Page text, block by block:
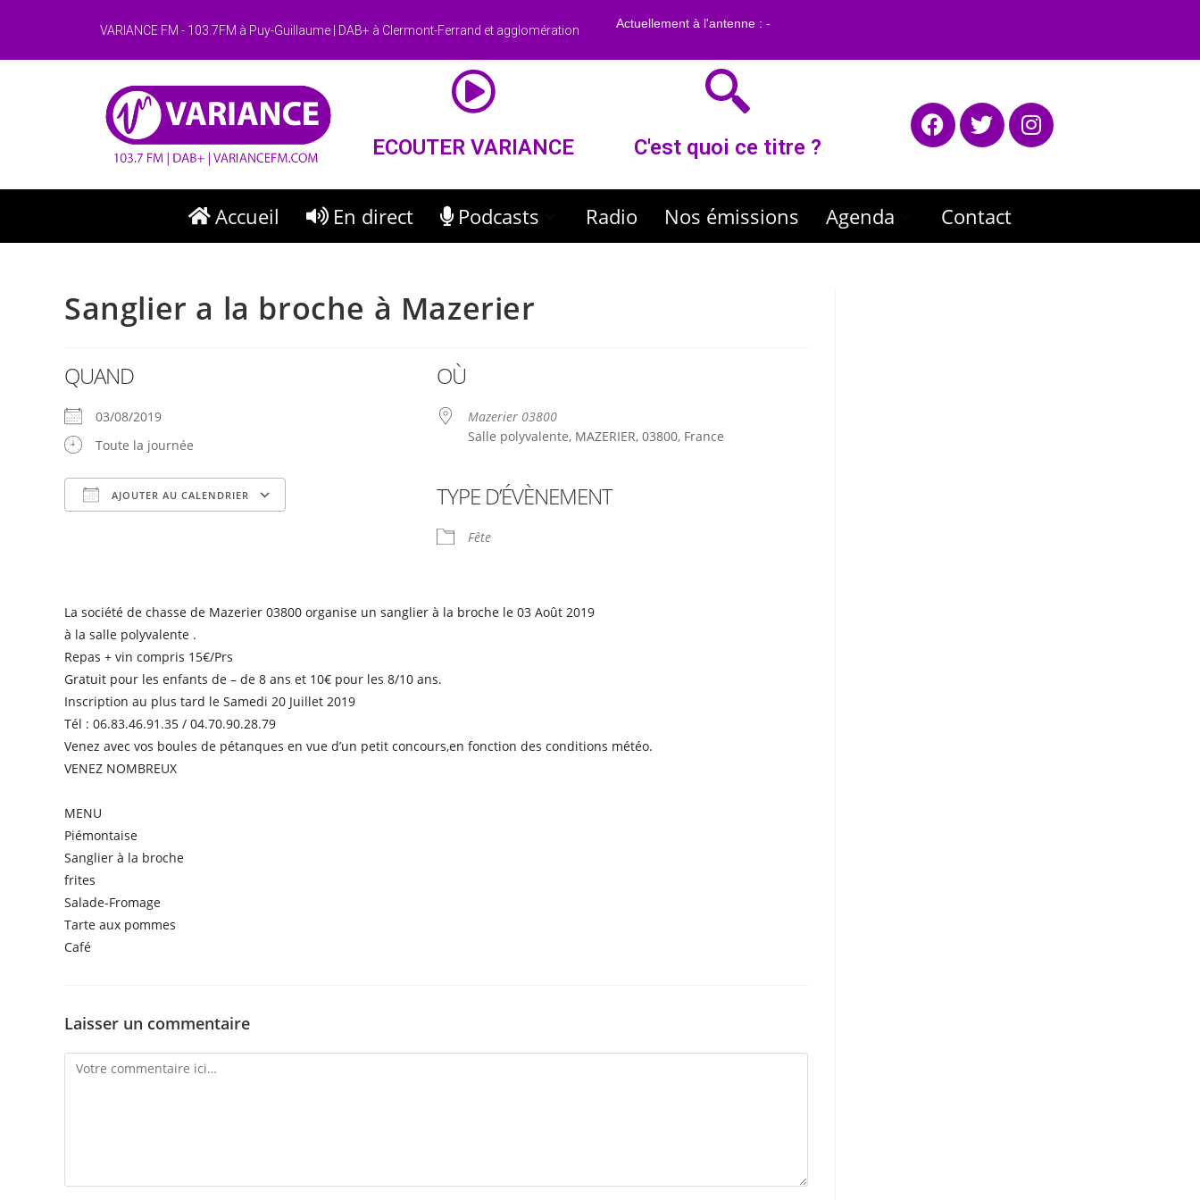
VARIANCE FM - 103.7FM à Puy-Guillaume | DAB+ à Clermont-Ferrand et agglomération
ECOUTER VARIANCE C'est quoi ce titre ?
Accueil En direct Podcasts Radio Nos émissions Agenda Contact
Sanglier a la broche à Mazerier
QUAND
03/08/2019
Toute la journée
AJOUTER AU CALENDRIER
OÙ
Mazerier 03800
Salle polyvalente, MAZERIER, 03800, France
TYPE D’ÉVÈNEMENT
Fête
La société de chasse de Mazerier 03800 organise un sanglier à la broche le 03 Août 2019
à la salle polyvalente .
Repas + vin compris 15€/Prs
Gratuit pour les enfants de – de 8 ans et 10€ pour les 8/10 ans.
Inscription au plus tard le Samedi 20 Juillet 2019
Tél : 06.83.46.91.35 / 04.70.90.28.79
Venez avec vos boules de pétanques en vue d’un petit concours,en fonction des conditions météo.
VENEZ NOMBREUX
MENU
Piémontaise
Sanglier à la broche
frites
Salade-Fromage
Tarte aux pommes
Café
Laisser un commentaire